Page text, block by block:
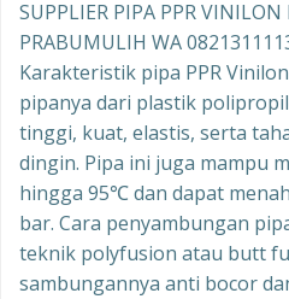
SUPPLIER PIPA PPR
PRABUMULIH WA
Karakteristik pipa PPR
pipanya dari plastik
tinggi, kuat, elastis, serta
dingin. Pipa ini juga mampu
hingga 95℃ dan dapat
bar. Cara penyambungan
teknik polyfusion atau butt
sambungannya anti bocor